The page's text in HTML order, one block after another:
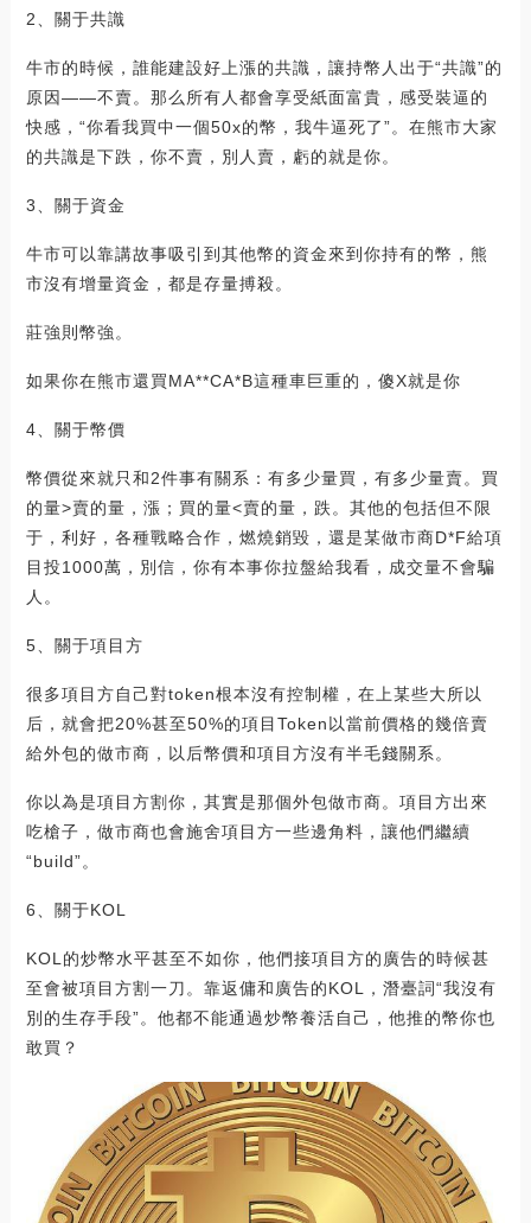
2、關于共識
牛市的時候，誰能建設好上漲的共識，讓持幣人出于“共識”的
原因——不賣。那么所有人都會享受紙面富貴，感受裝逼的
快感，“你看我買中一個50x的幣，我牛逼死了”。在熊市大家
的共識是下跌，你不賣，別人賣，虧的就是你。
3、關于資金
牛市可以靠講故事吸引到其他幣的資金來到你持有的幣，熊
市沒有增量資金，都是存量搏殺。
莊強則幣強。
如果你在熊市還買MA**CA*B這種車巨重的，傻X就是你
4、關于幣價
幣價從來就只和2件事有關系：有多少量買，有多少量賣。買
的量>賣的量，漲；買的量<賣的量，跌。其他的包括但不限
于，利好，各種戰略合作，燃燒銷毀，還是某做市商D*F給項
目投1000萬，別信，你有本事你拉盤給我看，成交量不會騙
人。
5、關于項目方
很多項目方自己對token根本沒有控制權，在上某些大所以
后，就會把20%甚至50%的項目Token以當前價格的幾倍賣
給外包的做市商，以后幣價和項目方沒有半毛錢關系。
你以為是項目方割你，其實是那個外包做市商。項目方出來
吃槍子，做市商也會施舍項目方一些邊角料，讓他們繼續
“build”。
6、關于KOL
KOL的炒幣水平甚至不如你，他們接項目方的廣告的時候甚
至會被項目方割一刀。靠返傭和廣告的KOL，潛臺詞“我沒有
別的生存手段”。他都不能通過炒幣養活自己，他推的幣你也
敢買？